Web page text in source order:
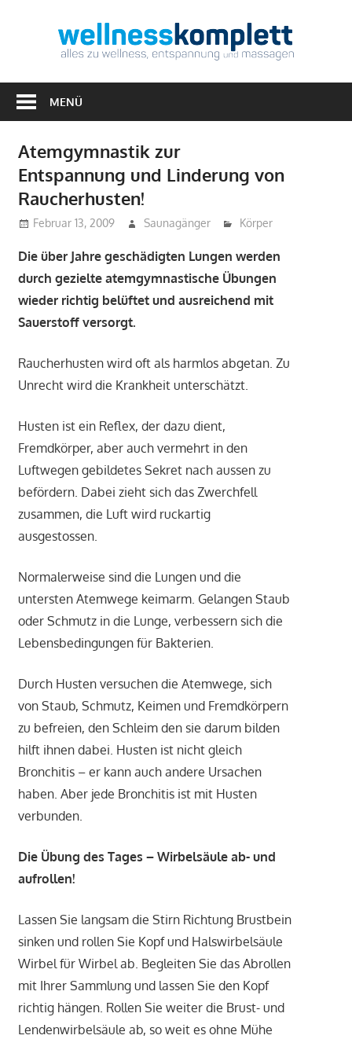
zu
&
Massagen
MENÜ
Atemgymnastik zur
Entspannung und Linderung von
Raucherhusten!
Februar 13, 2009 Saunagänger Körper
Die über Jahre geschädigten Lungen werden
durch gezielte atemgymnastische Übungen
wieder richtig belüftet und ausreichend mit
Sauerstoff versorgt.
Raucherhusten wird oft als harmlos abgetan. Zu
Unrecht wird die Krankheit unterschätzt.
Husten ist ein Reflex, der dazu dient,
Fremdkörper, aber auch vermehrt in den
Luftwegen gebildetes Sekret nach aussen zu
befördern. Dabei zieht sich das Zwerchfell
zusammen, die Luft wird ruckartig
ausgestossen.
Normalerweise sind die Lungen und die
untersten Atemwege keimarm. Gelangen Staub
oder Schmutz in die Lunge, verbessern sich die
Lebensbedingungen für Bakterien.
Durch Husten versuchen die Atemwege, sich
von Staub, Schmutz, Keimen und Fremdkörpern
zu befreien, den Schleim den sie darum bilden
hilft ihnen dabei. Husten ist nicht gleich
Bronchitis – er kann auch andere Ursachen
haben. Aber jede Bronchitis ist mit Husten
verbunden.
Die Übung des Tages – Wirbelsäule ab- und
aufrollen!
Lassen Sie langsam die Stirn Richtung Brustbein
sinken und rollen Sie Kopf und Halswirbelsäule
Wirbel für Wirbel ab. Begleiten Sie das Abrollen
mit Ihrer Sammlung und lassen Sie den Kopf
richtig hängen. Rollen Sie weiter die Brust- und
Lendenwirbelsäule ab, so weit es ohne Mühe